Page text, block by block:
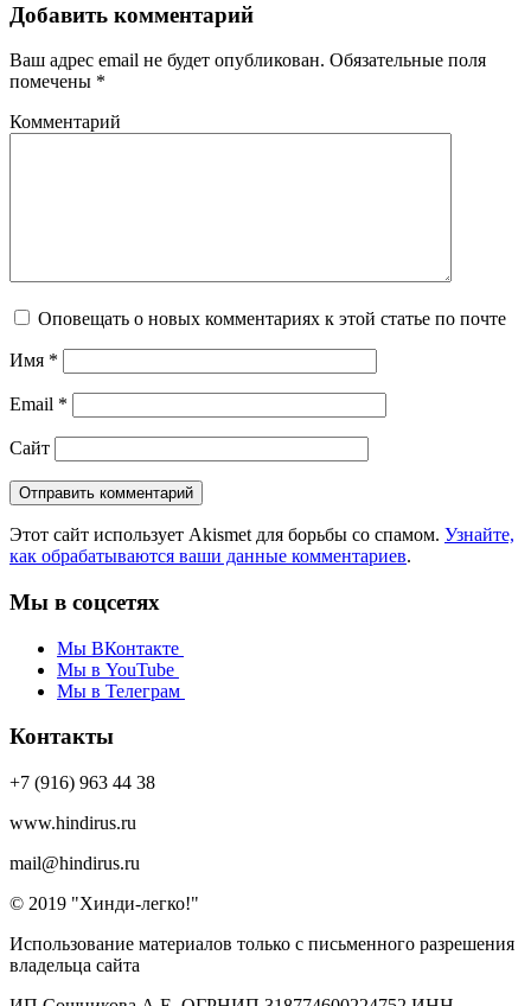
Добавить комментарий
Ваш адрес email не будет опубликован. Обязательные поля
помечены *
Комментарий
Оповещать о новых комментариях к этой статье по почте
Имя *
Email *
Сайт
Этот сайт использует Akismet для борьбы со спамом. Узнайте,
как обрабатываются ваши данные комментариев.
Мы в соцсетях
Мы ВКонтакте
Мы в YouTube
Мы в Телеграм
Контакты
+7 (916) 963 44 38
www.hindirus.ru
mail@hindirus.ru
© 2019 "Хинди-легко!"
Использование материалов только с письменного разрешения
владельца сайта